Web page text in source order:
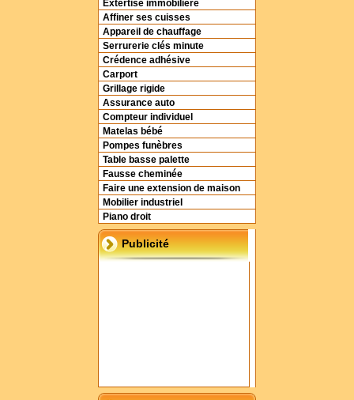
Extertise immobilière
Affiner ses cuisses
Appareil de chauffage
Serrurerie clés minute
Crédence adhésive
Carport
Grillage rigide
Assurance auto
Compteur individuel
Matelas bébé
Pompes funèbres
Table basse palette
Fausse cheminée
Faire une extension de maison
Mobilier industriel
Piano droit
Publicité